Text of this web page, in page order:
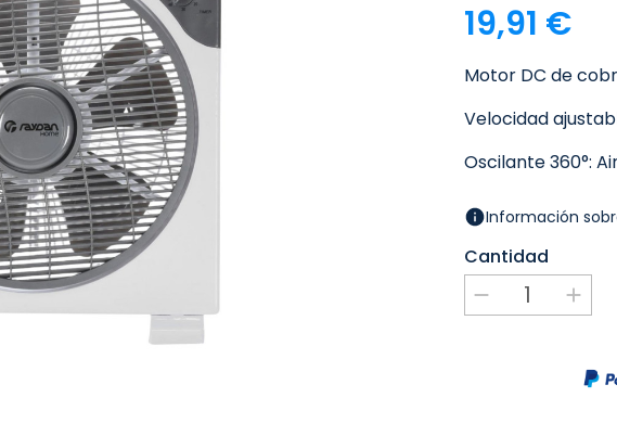
19,91 €
Motor DC de
Velocidad
Oscilante 360°:
Información
Cantidad